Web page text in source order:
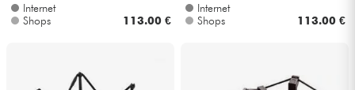
Internet
Shops
113.00 €
Internet
Shops
113.00 €